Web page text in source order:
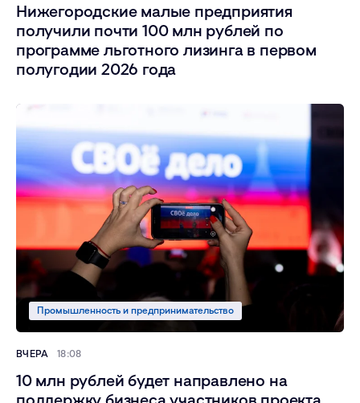
Нижегородские малые предприятия
получили почти 100 млн рублей по
программе льготного лизинга в первом
полугодии 2026 года
10 млн рублей будет направлено на
Промышленность и предпринимательство
ВЧЕРА 18:08